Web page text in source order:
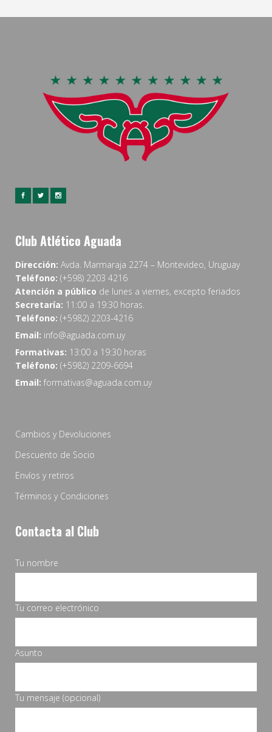
Club Atlético Aguada
Dirección: Avda. Marmaraja 2274 – Montevideo, Uruguay
Teléfono: (+598) 2203 4216
Atención a público de lunes a viernes, excepto feriados
Secretaría: 11:00 a 19:30 horas.
Teléfono: (+5982) 2203-4216
Email: info@aguada.com.uy
Formativas: 13:00 a 19:30 horas
Teléfono: (+5982) 2209-6694
Email: formativas@aguada.com.uy
Cambios y Devoluciones
Descuento de Socio
Envíos y retiros
Términos y Condiciones
Contacta al Club
Tu nombre
Tu correo electrónico
Asunto
Tu mensaje (opcional)